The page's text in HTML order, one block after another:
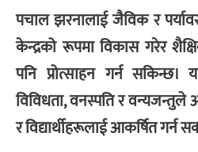
पचाल झरनालाई जैविक र
केन्द्रको रूपमा विकास गरेर
पनि प्रोत्साहन गर्न सकिन्छ।
विविधता, वनस्पति र वन्यजन्तुले
र विद्यार्थीहरूलाई आकर्षित गर्न